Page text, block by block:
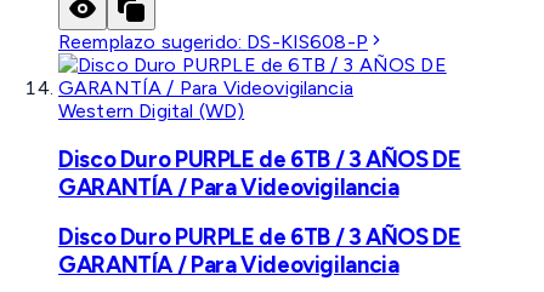
Reemplazo sugerido: DS-KIS608-P
Western Digital (WD)
Disco Duro PURPLE de 6TB / 3 AÑOS DE
GARANTÍA / Para Videovigilancia
Disco Duro PURPLE de 6TB / 3 AÑOS DE
GARANTÍA / Para Videovigilancia